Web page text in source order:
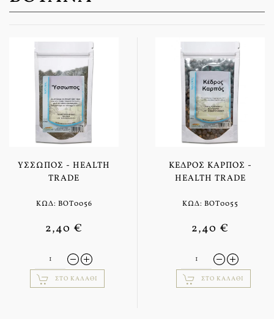
ΎΣΣΩΠΟΣ - HEALTH
TRADE
ΚΩΔ: BOT0056
2,40 €
ΣΤΟ ΚΑΛΆΘΙ
ΚΈΔΡΟΣ ΚΑΡΠΌΣ -
HEALTH TRADE
ΚΩΔ: BOT0055
2,40 €
ΣΤΟ ΚΑΛΆΘΙ